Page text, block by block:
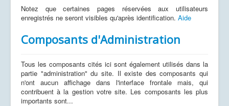
Notez que certaines pages réservées aux utilisateurs
enregistrés ne seront visibles qu'après identification. Aide
Composants d'Administration
Tous les composants cités ici sont également utilisés dans la
partie "administration" du site. Il existe des composants qui
n'ont aucun affichage dans l'interface frontale mais, qui
contribuent à la gestion votre site. Les composants les plus
importants sont...